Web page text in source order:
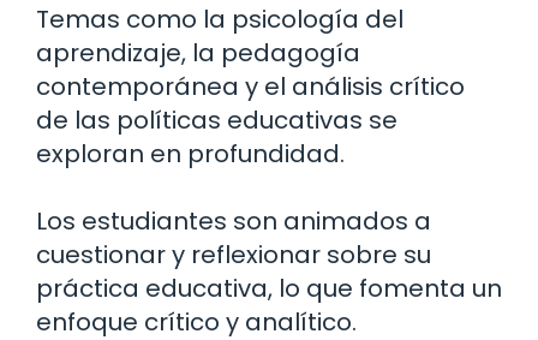
Temas como la psicología del
aprendizaje, la pedagogía
contemporánea y el análisis crítico
de las políticas educativas se
exploran en profundidad.
Los estudiantes son animados a
cuestionar y reflexionar sobre su
práctica educativa, lo que fomenta un
enfoque crítico y analítico.